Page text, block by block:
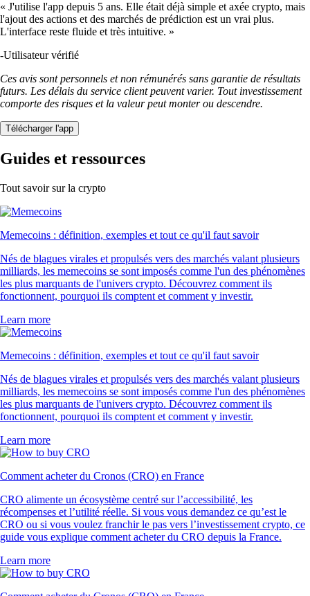
« J'utilise l'app depuis 5 ans. Elle était déjà simple et axée crypto, mais
l'ajout des actions et des marchés de prédiction est un vrai plus.
L'interface reste fluide et très intuitive. »
-Utilisateur vérifié
Ces avis sont personnels et non rémunérés sans garantie de résultats
futurs. Les délais du service client peuvent varier. Tout investissement
comporte des risques et la valeur peut monter ou descendre.
Télécharger l'app
Guides et ressources
Tout savoir sur la crypto
Memecoins : définition, exemples et tout ce qu'il faut savoir
Nés de blagues virales et propulsés vers des marchés valant plusieurs
milliards, les memecoins se sont imposés comme l'un des phénomènes
les plus marquants de l'univers crypto. Découvrez comment ils
fonctionnent, pourquoi ils comptent et comment y investir.
Learn more
Memecoins : définition, exemples et tout ce qu'il faut savoir
Nés de blagues virales et propulsés vers des marchés valant plusieurs
milliards, les memecoins se sont imposés comme l'un des phénomènes
les plus marquants de l'univers crypto. Découvrez comment ils
fonctionnent, pourquoi ils comptent et comment y investir.
Learn more
Comment acheter du Cronos (CRO) en France
CRO alimente un écosystème centré sur l’accessibilité, les
récompenses et l’utilité réelle. Si vous vous demandez ce qu’est le
CRO ou si vous voulez franchir le pas vers l’investissement crypto, ce
guide vous explique comment acheter du CRO depuis la France.
Learn more